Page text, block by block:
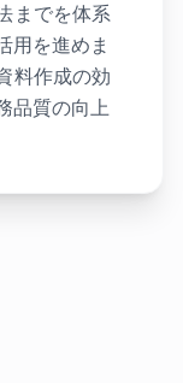
までを体系
用を進めま
料作成の効
品質の向上